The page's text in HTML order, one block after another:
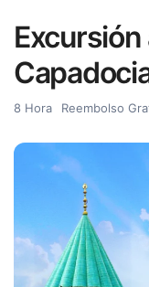
8 Hora Reembolso